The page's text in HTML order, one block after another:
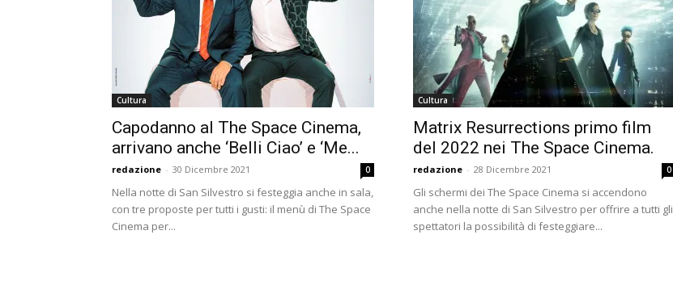
Cultura
Capodanno al The Space Cinema,
arrivano anche ‘Belli Ciao’ e ‘Me...
redazione - 30 Dicembre 2021 0
Nella notte di San Silvestro si festeggia anche in sala,
con tre proposte per tutti i gusti: il menù di The Space
Cinema per...
Cultura
Matrix Resurrections primo film
del 2022 nei The Space Cinema.
redazione - 28 Dicembre 2021 0
Gli schermi dei The Space Cinema si accendono
anche nella notte di San Silvestro per offrire a tutti gli
spettatori la possibilità di festeggiare...